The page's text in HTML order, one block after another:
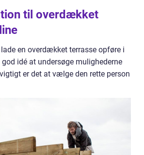
til overdækket
en overdækket terrasse opføre i
idé at undersøge mulighederne
er det at vælge den rette person